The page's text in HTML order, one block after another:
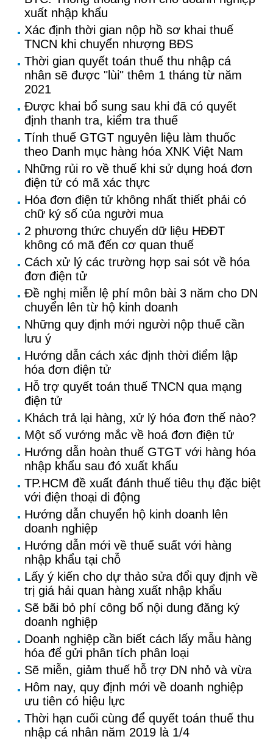
xuất nhập khẩu
Xác định thời gian nộp hồ sơ khai thuế
TNCN khi chuyển nhượng BĐS
Thời gian quyết toán thuế thu nhập cá
nhân sẽ được "lùi" thêm 1 tháng từ năm
2021
Được khai bổ sung sau khi đã có quyết
định thanh tra, kiểm tra thuế
Tính thuế GTGT nguyên liệu làm thuốc
theo Danh mục hàng hóa XNK Việt Nam
Những rủi ro về thuế khi sử dụng hoá đơn
điện tử có mã xác thực
Hóa đơn điện tử không nhất thiết phải có
chữ ký số của người mua
2 phương thức chuyển dữ liệu HĐĐT
không có mã đến cơ quan thuế
Cách xử lý các trường hợp sai sót về hóa
đơn điện tử
Đề nghị miễn lệ phí môn bài 3 năm cho DN
chuyển lên từ hộ kinh doanh
Những quy định mới người nộp thuế cần
lưu ý
Hướng dẫn cách xác định thời điểm lập
hóa đơn điện tử
Hỗ trợ quyết toán thuế TNCN qua mạng
điện tử
Khách trả lại hàng, xử lý hóa đơn thế nào?
Một số vướng mắc về hoá đơn điện tử
Hướng dẫn hoàn thuế GTGT với hàng hóa
nhập khẩu sau đó xuất khẩu
TP.HCM đề xuất đánh thuế tiêu thụ đặc biệt
với điện thoại di động
Hướng dẫn chuyển hộ kinh doanh lên
doanh nghiệp
Hướng dẫn mới về thuế suất với hàng
nhập khẩu tại chỗ
Lấy ý kiến cho dự thảo sửa đổi quy định về
trị giá hải quan hàng xuất nhập khẩu
Sẽ bãi bỏ phí công bố nội dung đăng ký
doanh nghiệp
Doanh nghiệp cần biết cách lấy mẫu hàng
hóa để gửi phân tích phân loại
Sẽ miễn, giảm thuế hỗ trợ DN nhỏ và vừa
Hôm nay, quy định mới về doanh nghiệp
ưu tiên có hiệu lực
Thời hạn cuối cùng để quyết toán thuế thu
nhập cá nhân năm 2019 là 1/4